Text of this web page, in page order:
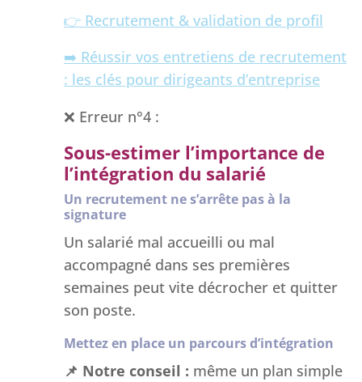
👉 Recrutement & validation de profil
➡️ Réussir vos entretiens de recrutement
: les clés pour dirigeants d’entreprise
❌ Erreur n°4 :
Sous-estimer l’importance de
l’intégration du salarié
Un recrutement ne s’arrête pas à la
signature
Un salarié mal accueilli ou mal
accompagné dans ses premières
semaines peut vite décrocher et quitter
son poste.
Mettez en place un parcours d’intégration
📌 Notre conseil : même un plan simple